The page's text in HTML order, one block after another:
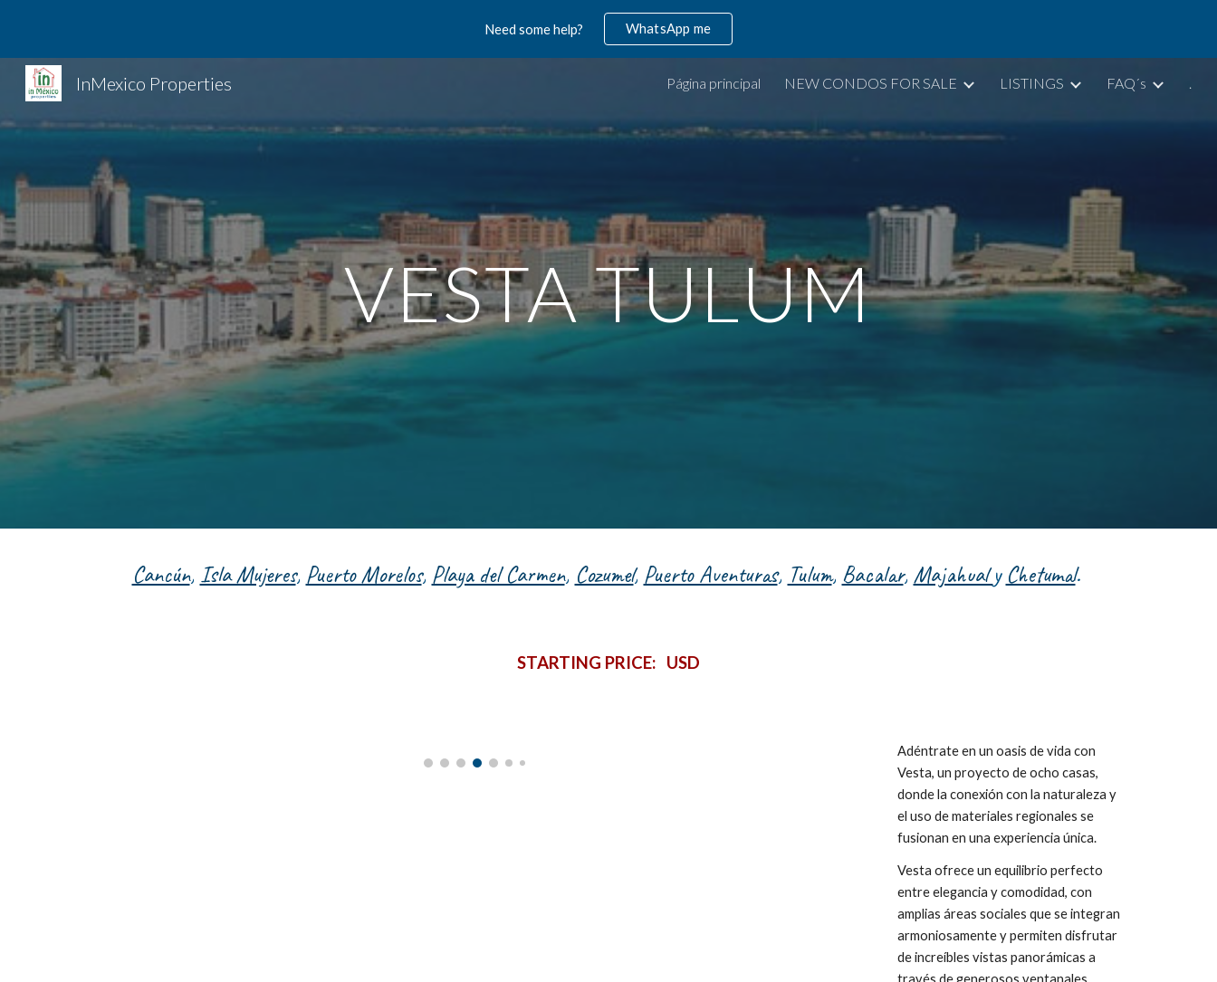
Skip to main contentNeed some help? WhatsApp me
InMexico Properties Página principal NEW CONDOS FOR SALE LISTINGS FAQ´s .
VESTA TULUM
Cancún, Isla Mujeres, Puerto Morelos, Playa del Carmen, Cozumel, Puerto Aventuras, Tulum, Bacalar, Majahualy Chetumal.
STARTING PRICE: USD
Adéntrate en un oasis de vida con
Vesta, un proyecto de ocho casas,
donde la conexión con la naturaleza y
el uso de materiales regionales se
fusionan en una experiencia única.
Vesta ofrece un equilibrio perfecto
entre elegancia y comodidad, con
amplias áreas sociales que se integran
armoniosamente y permiten disfrutar
de increíbles vistas panorámicas a
través de generosos ventanales.